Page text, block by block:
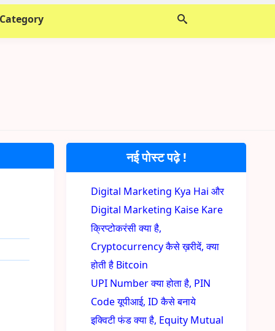
नई पोस्ट पढ़े !
Digital Marketing Kya Hai और
Digital Marketing Kaise Kare
क्रिप्टोकरंसी क्या है,
Cryptocurrency कैसे ख़रीदें, क्या
होती है Bitcoin
UPI Number क्या होता है, PIN
Code यूपीआई, ID कैसे बनाये
इक्विटी फंड क्या है, Equity Mutual